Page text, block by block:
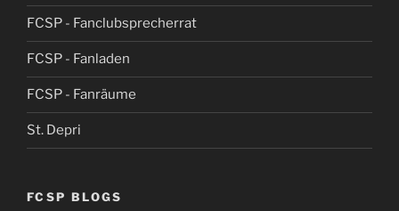
FCSP - Fanclubsprecherrat
FCSP - Fanladen
FCSP - Fanräume
St. Depri
FCSP BLOGS